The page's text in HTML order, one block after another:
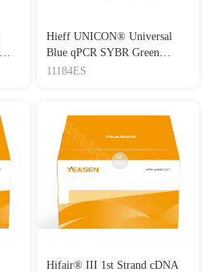
Hieff UNICON® Universal
Blue qPCR SYBR Green
Master Mix
11184ES
Hifair® III 1st Strand cDNA